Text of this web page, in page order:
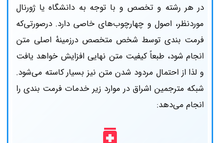
در هر رشته و تخصص و با توجه به دانشگاه یا ژورنال
موردنظر، اصول و چهارچوب‌های خاصی دارد. درصورتی‌که
فرمت‌ بندی توسط شخص متخصص درزمینهٔ اصلی متن
انجام شود، طبعاً کیفیت متن نهایی افزایش خواهد یافت
و لذا از احتمال مردود شدن متن نیز بسیار کاسته می‌شود.
شبکه مترجمین اشراق در موارد زیر خدمات فرمت‌ بندی را
انجام می‌دهد: